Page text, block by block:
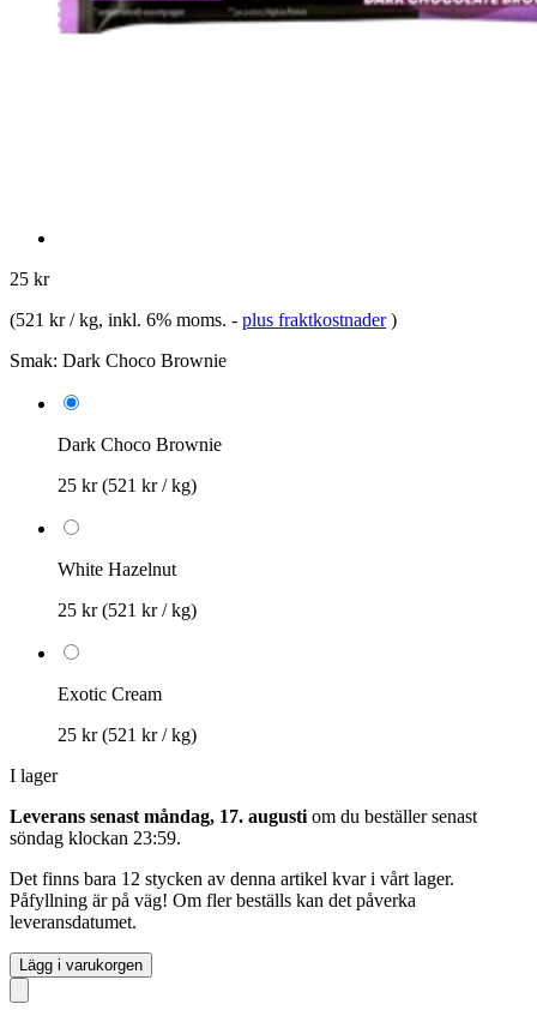
25 kr
(521 kr / kg, inkl. 6% moms. - plus fraktkostnader )
Smak: Dark Choco Brownie
Dark Choco Brownie
25 kr(521 kr / kg)
White Hazelnut
25 kr(521 kr / kg)
Exotic Cream
25 kr(521 kr / kg)
I lager
Leverans senast måndag, 17. augusti om du beställer senast
söndag klockan 23:59.
Det finns bara 12 stycken av denna artikel kvar i vårt lager.
Påfyllning är på väg! Om fler beställs kan det påverka
leveransdatumet.
Lägg i varukorgen